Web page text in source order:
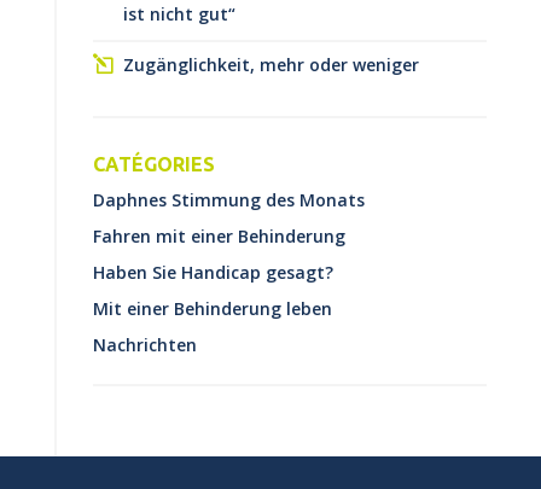
ist nicht gut“
Zugänglichkeit, mehr oder weniger
CATÉGORIES
Daphnes Stimmung des Monats
Fahren mit einer Behinderung
Haben Sie Handicap gesagt?
Mit einer Behinderung leben
Nachrichten